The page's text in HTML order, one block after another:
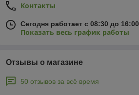
Контакты
Сегодня работает с 08:30 до 16:00
Показать весь график работы
Отзывы о магазине
50 отзывов за всё время